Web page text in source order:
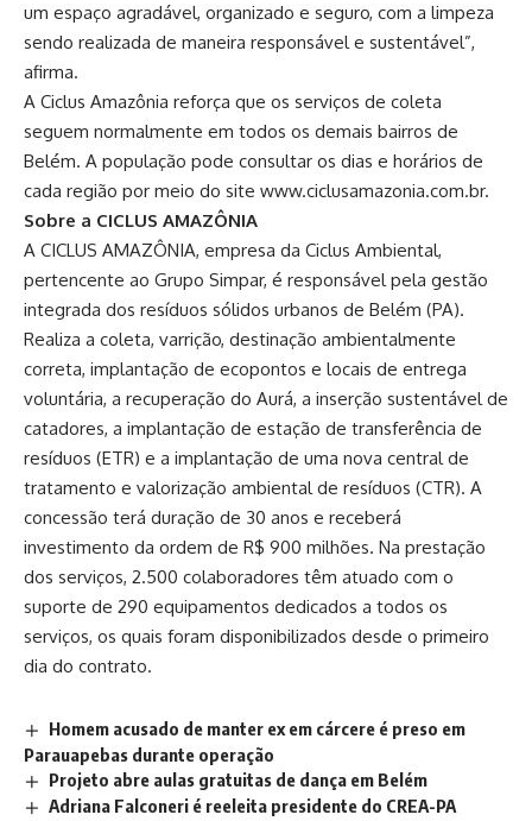
um espaço agradável, organizado e seguro, com a limpeza
sendo realizada de maneira responsável e sustentável”,
afirma.
A Ciclus Amazônia reforça que os serviços de coleta
seguem normalmente em todos os demais bairros de
Belém. A população pode consultar os dias e horários de
cada região por meio do site www.ciclusamazonia.com.br.
Sobre a CICLUS AMAZÔNIA
A CICLUS AMAZÔNIA, empresa da Ciclus Ambiental,
pertencente ao Grupo Simpar, é responsável pela gestão
integrada dos resíduos sólidos urbanos de Belém (PA).
Realiza a coleta, varrição, destinação ambientalmente
correta, implantação de ecopontos e locais de entrega
voluntária, a recuperação do Aurá, a inserção sustentável de
catadores, a implantação de estação de transferência de
resíduos (ETR) e a implantação de uma nova central de
tratamento e valorização ambiental de resíduos (CTR). A
concessão terá duração de 30 anos e receberá
investimento da ordem de R$ 900 milhões. Na prestação
dos serviços, 2.500 colaboradores têm atuado com o
suporte de 290 equipamentos dedicados a todos os
serviços, os quais foram disponibilizados desde o primeiro
dia do contrato.
Homem acusado de manter ex em cárcere é preso em
Parauapebas durante operação
Projeto abre aulas gratuitas de dança em Belém
Adriana Falconeri é reeleita presidente do CREA-PA